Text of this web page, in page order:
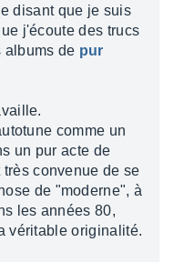
disant que je suis
j'écoute des trucs
albums de pur
comme un
un pur acte de
convenue de se
de "moderne", à
les années 80,
véritable originalité.